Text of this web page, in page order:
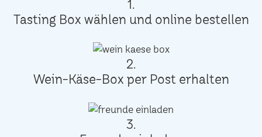
1.
Tasting Box wählen und online bestellen
2.
Wein-Käse-Box per Post erhalten
3.